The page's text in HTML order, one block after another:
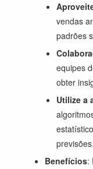
vendas
padrões
equipes
obter
Utilize a
previsões.
Benefícios: